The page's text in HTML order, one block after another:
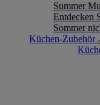
Summer
Entdecken
Sommer
Küchen-Zubehör